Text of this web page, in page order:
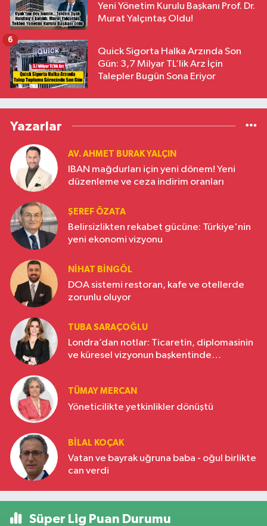
Yeni Yönetim Kurulu Başkanı Prof. Dr.
Murat Yalçıntaş Oldu!
Quick Sigorta Halka Arzında Son
Gün: 3,7 Milyar TL’lik Arz İçin
Talepler Bugün Sona Eriyor
6
Yazarlar
AV. AHMET BURAK YALÇIN
IBAN mağdurları için yeni dönem! Yeni
düzenleme ve ceza indirim oranları
ŞEREF ÖZATA
Belirsizlikten rekabet gücüne: Türkiye'nin
yeni ekonomi vizyonu
NIHAT BINGÖL
DOA sistemi restoran, kafe ve otellerde
zorunlu oluyor
TUBA SARAÇOĞLU
Londra’dan notlar: Ticaretin, diplomasinin
ve küresel vizyonun başkentinde
TÜMAY MERCAN
Yöneticilikte yetkinlikler dönüştü
BILAL KOÇAK
Vatan ve bayrak uğruna baba - oğul birlikte
can verdi
Süper Lig Puan Durumu